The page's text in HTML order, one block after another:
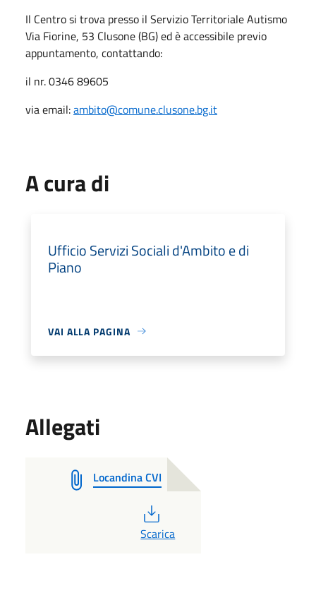
Il Centro si trova presso il Servizio Territoriale Autismo
Via Fiorine, 53 Clusone (BG) ed è accessibile previo
appuntamento, contattando:
il nr. 0346 89605
via email:ambito@comune.clusone.bg.it
A cura di
Ufficio Servizi Sociali d'Ambito e di
Piano
VAI ALLA PAGINA
Allegati
Locandina CVI
PDF
Scarica